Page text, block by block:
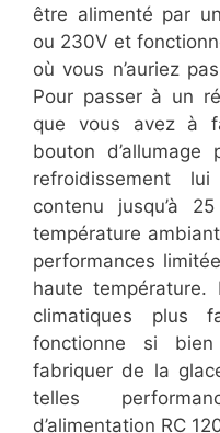
être alimenté par
ou 230V et
où vous n’auriez
Pour passer à un
que vous avez à
bouton d’allumage
refroidissement
contenu jusqu’à
température
performances
haute
climatiques plus
fonctionne si
fabriquer de la
telles
d’alimentation RC